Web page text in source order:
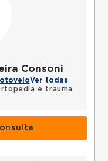
Consoni
Ver todas
e traumatologia